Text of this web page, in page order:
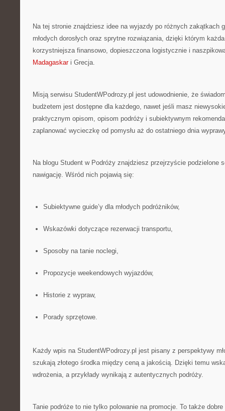
Na tej stronie znajdziesz idee na wyjazdy po różnych zakątkach
młodych dorosłych oraz sprytne rozwiązania, dzięki którym
korzystniejsza finansowo, dopieszczona logistycznie i
Madagaskari Grecja.
Misją serwisu StudentWPodrozy.pl jest udowodnienie, że
budżetem jest dostępne dla każdego, nawet jeśli masz
praktycznym opisom, opisom podróży i subiektywnym
zaplanować wycieczkę od pomysłu aż do ostatniego dnia
Na blogu Student w Podróży znajdziesz przejrzyście podzielone
nawigację. Wśród nich pojawią się:
Subiektywne guide’y dla młodych podróżników,
Wskazówki dotyczące rezerwacji transportu,
Sposoby na tanie noclegi,
Propozycje weekendowych wyjazdów,
Historie z wypraw,
Porady sprzętowe.
Każdy wpis na StudentWPodrozy.pl jest pisany z perspektywy
szukają złotego środka między ceną a jakością. Dzięki temu
wdrożenia, a przykłady wynikają z autentycznych podróży.
Tanie podróże to nie tylko polowanie na promocje. To także